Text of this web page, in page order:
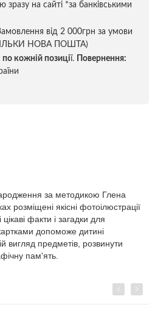
зразу на сайті *за банківськими
від 2 000грн за умови
НОВА ПОШТА)
по кожній позиції.
Повернення:
за методикою Глена
розміщені якісні фотоілюстрації
факти і загадки для
допоможе дитині
вигляд предметів, розвинути
пам'ять.
Previous
Next